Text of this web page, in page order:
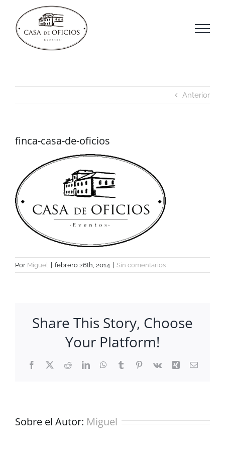
contenido
Anterior
finca-casa-de-oficios
Por Miguel febrero 26th, 2014 Sin comentarios
Share This Story, Choose
Your Platform!
Facebook
X RedditLinkedInWhatsApp
TumblrPinterest
Vk Xing Correo
Sobre el Autor: Miguel